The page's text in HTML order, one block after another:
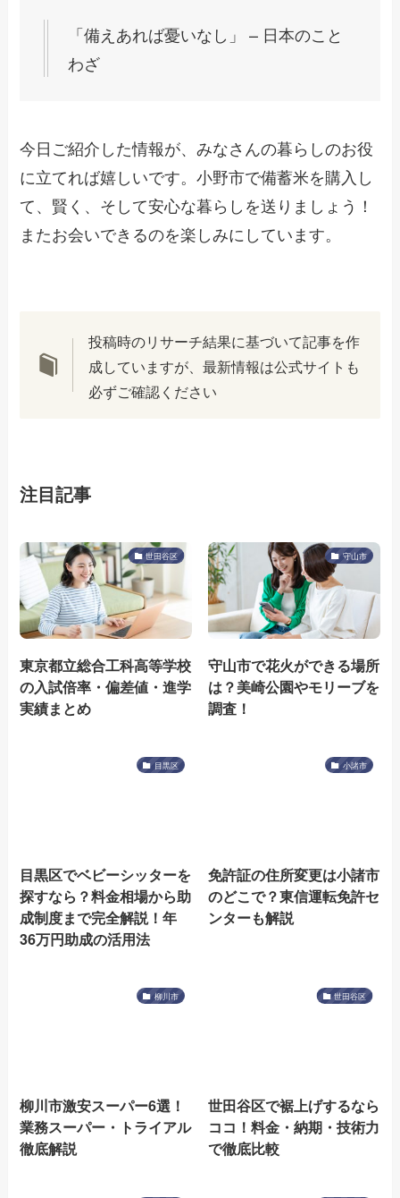
「備えあれば憂いなし」 – 日本のこと
わざ
今日ご紹介した情報が、みなさんの暮らしのお役
に立てれば嬉しいです。小野市で備蓄米を購入し
て、賢く、そして安心な暮らしを送りましょう！
またお会いできるのを楽しみにしています。
投稿時のリサーチ結果に基づいて記事を作
成していますが、最新情報は公式サイトも
必ずご確認ください
注目記事
世田谷区
東京都立総合工科高等学校
の入試倍率・偏差値・進学
実績まとめ
守山市
守山市で花火ができる場所
は？美崎公園やモリーブを
調査！
目黒区
目黒区でベビーシッターを
探すなら？料金相場から助
成制度まで完全解説！年
36万円助成の活用法
小諸市
免許証の住所変更は小諸市
のどこで？東信運転免許セ
ンターも解説
柳川市
柳川市激安スーパー6選！
業務スーパー・トライアル
徹底解説
世田谷区
世田谷区で裾上げするなら
ココ！料金・納期・技術力
で徹底比較